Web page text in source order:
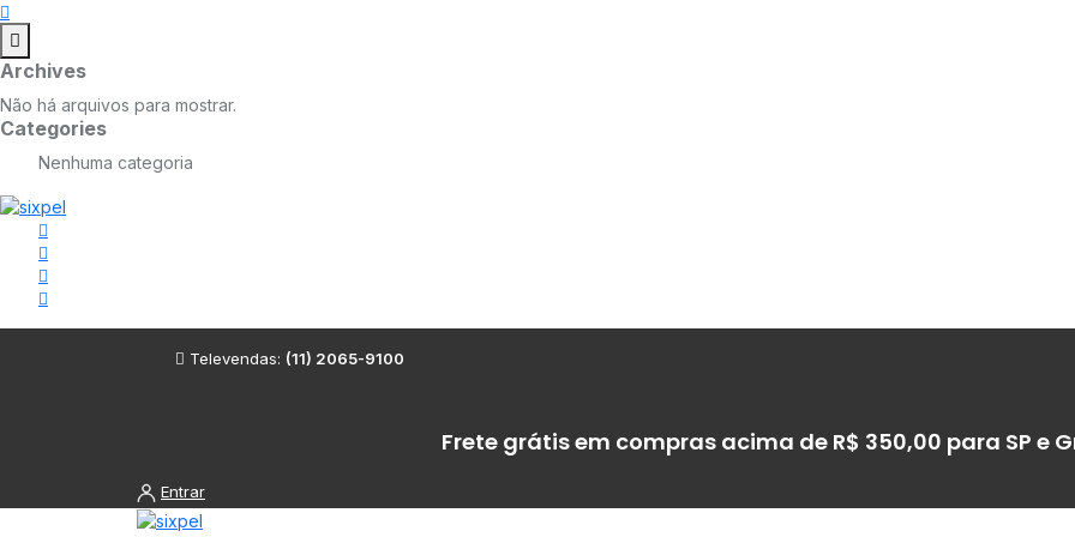
Archives
Não há arquivos para mostrar.
Categories
Nenhuma categoria
Televendas: (11) 2065-9100
Frete grátis em compras acima de R$ 350,00 para SP e
Entrar